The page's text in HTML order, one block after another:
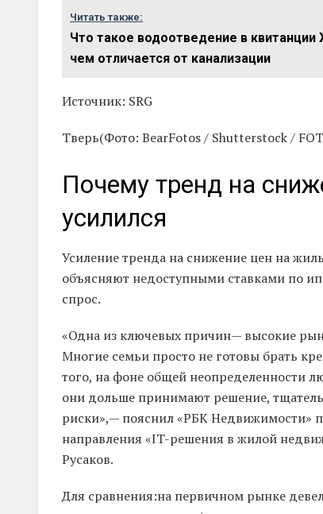
Читать также:
Что такое водоотведение в
чем отличается от канализации
Источник: SRG
Тверь(Фото: BearFotos / Shutterstock /
Почему тренд на
усилился
Усиление тренда на снижение цен на
объясняют недоступными ставками по
спрос.
«Одна из ключевых причин— высокие
Многие семьи просто не готовы брать
того, на фоне общей неопределенности
они дольше принимают решение,
риски»,— пояснил «РБК Недвижимости»
направления «IT-решения в жилой
Русаков.
Для сравнения:на первичном рынке